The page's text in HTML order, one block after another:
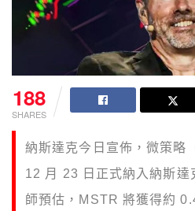
188
SHARES
納斯達克今日宣佈，微策略
12 月 23 日正式納入納斯
師預估，MSTR 將獲得約